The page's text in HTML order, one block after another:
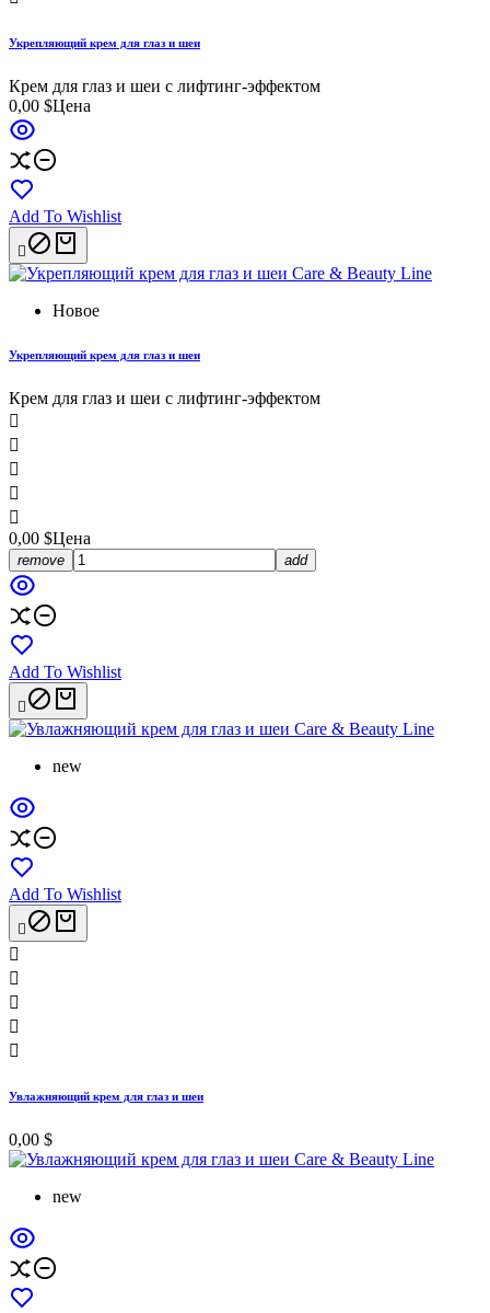
Укрепляющий крем для глаз и шеи
Крем для глаз и шеи с лифтинг-эффектом
0,00 $Цена
Add To Wishlist

Новое
Укрепляющий крем для глаз и шеи
Крем для глаз и шеи с лифтинг-эффектом





0,00 $Цена
remove add
Add To Wishlist

new
Add To Wishlist






Увлажняющий крем для глаз и шеи
0,00 $
new